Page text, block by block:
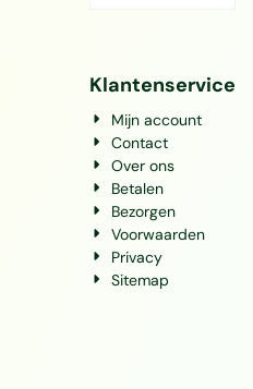
Klantenservice
Mijn account
Contact
Over ons
Betalen
Bezorgen
Voorwaarden
Privacy
Sitemap